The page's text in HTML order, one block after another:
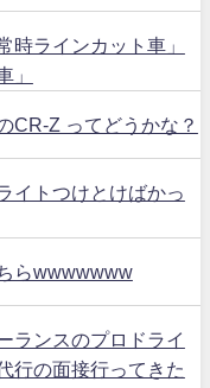
時ラインカット車」
」
CR-Z ってどうかな？
イトつけとけばかっ
らwwwwwww
ランスのプロドライ
行の面接行ってきた